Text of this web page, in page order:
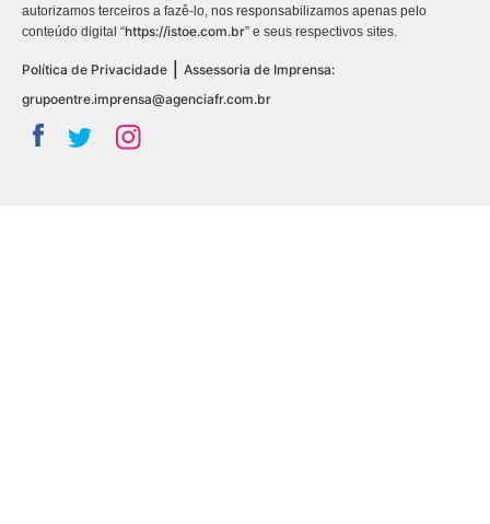
autorizamos terceiros a fazê-lo, nos responsabilizamos apenas pelo
conteúdo digital “https://istoe.com.br” e seus respectivos sites.
Política de Privacidade | Assessoria de Imprensa:
grupoentre.imprensa@agenciafr.com.br